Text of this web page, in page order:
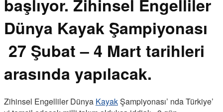
başlıyor. Zihinsel Engelliler
Dünya Kayak Şampiyonası
27 Şubat – 4 Mart tarihleri
arasında yapılacak.
Zihinsel Engelliler Dünya KayakŞampiyonası’ nda Türkiye’